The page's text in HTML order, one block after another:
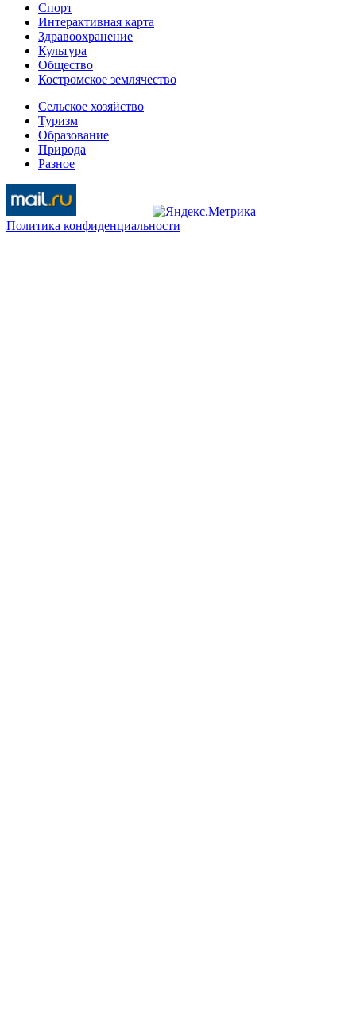
Спорт
Интерактивная карта
Здравоохранение
Культура
Общество
Костромское землячество
Сельское хозяйство
Туризм
Образование
Природа
Разное
Политика конфиденциальности